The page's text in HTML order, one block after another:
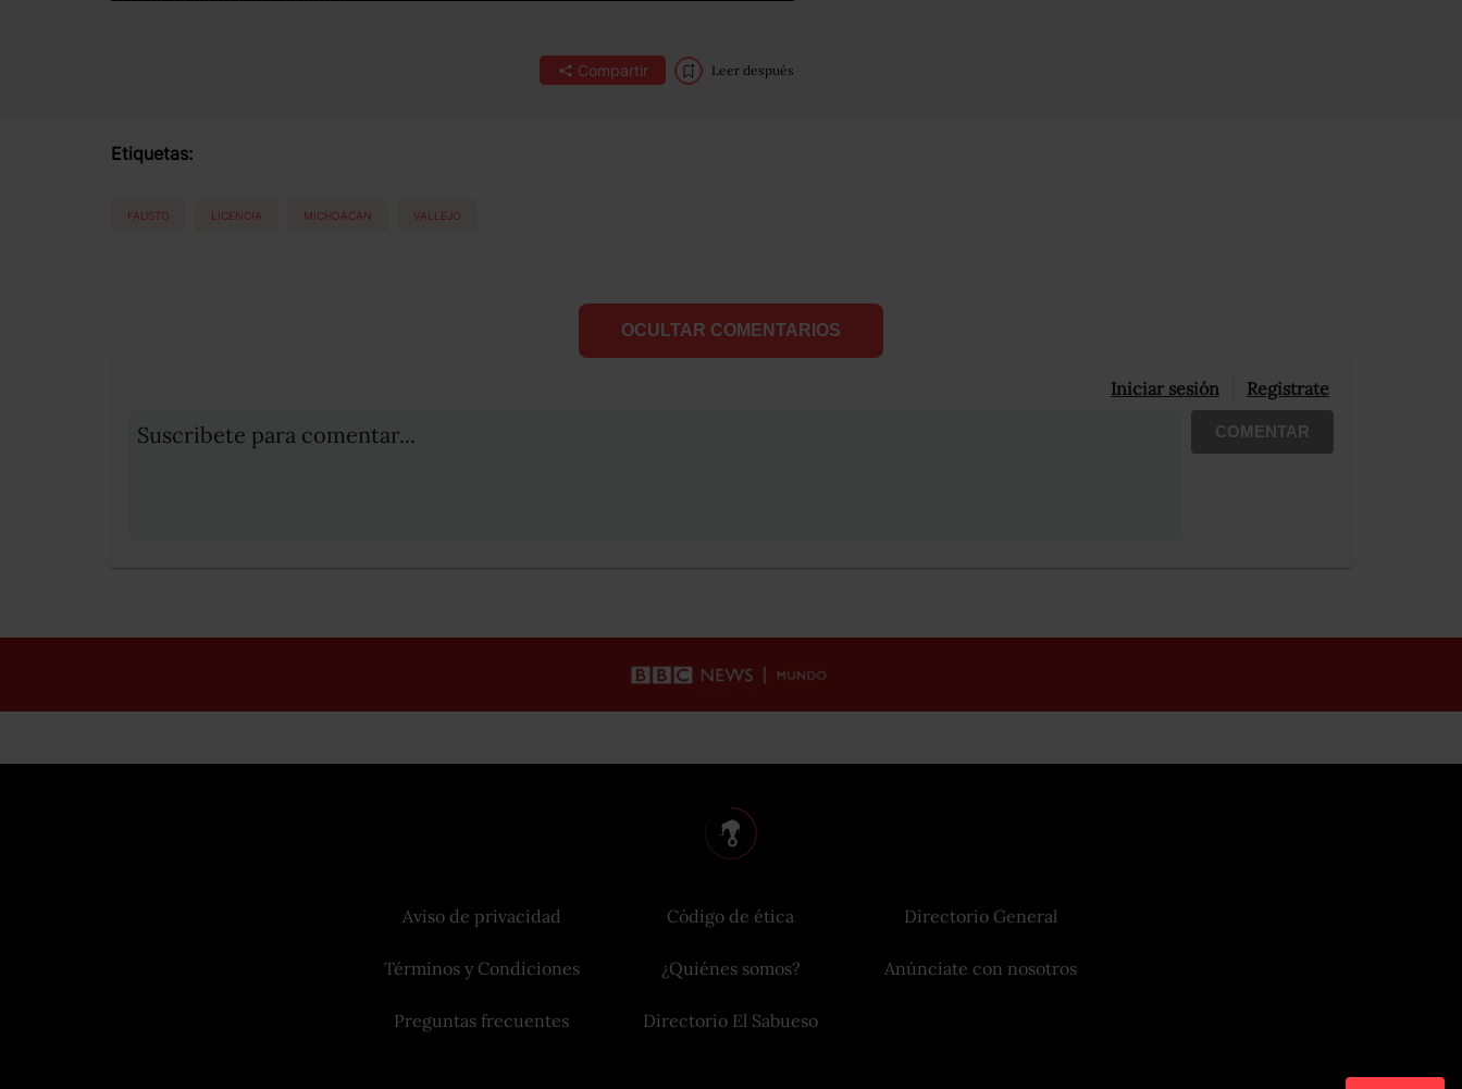
Compartir Leer después
Etiquetas:
FAUSTO LICENCIA MICHOACÁN VALLEJO
OCULTAR COMENTARIOS
Iniciar sesión Registrate
Suscribete para comentar... COMENTAR
Aviso de privacidad
Términos y Condiciones
Preguntas frecuentes
Código de ética
¿Quiénes somos?
Directorio El Sabueso
Directorio General
Anúnciate con nosotros